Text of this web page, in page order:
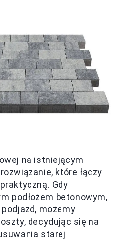
na istniejącym
które łączy
Gdy
podłożem betonowym,
możemy
decydując się na
starej